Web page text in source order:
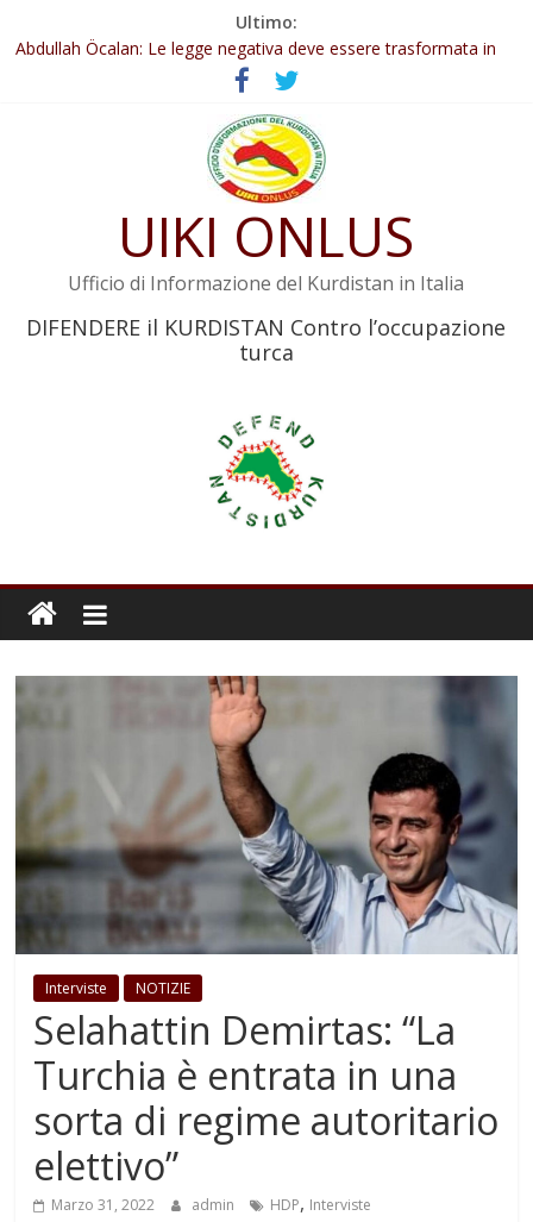
Ultimo:
Il KNK chiede un’azione internazionale contro i crimini di guerra
dell’Iran
Abdullah Öcalan: Le legge negativa deve essere trasformata in
Inizia la seconda fase del processo
Commissione donne del KNK: Şengal è di nuovo sotto minaccia
Non tenere conto della situazione di Rêber Apo ostacolerebbe
l’attuazione della leggeUIKI ONLUS
Ufficio di Informazione del Kurdistan in Italia
DIFENDERE il KURDISTAN Contro l’occupazione
turca
Interviste NOTIZIE
Selahattin Demirtas: “La
Turchia è entrata in una
sorta di regime autoritario
elettivo”
Marzo 31, 2022 admin HDP, Interviste